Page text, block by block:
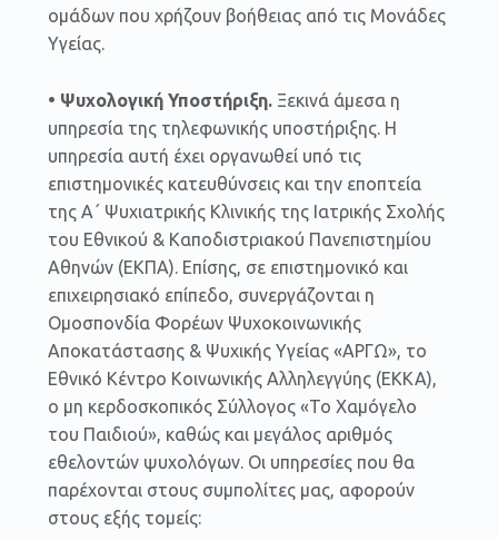
ομάδων που χρήζουν βοήθειας από τις Μονάδες
Υγείας.
• Ψυχολογική Υποστήριξη. Ξεκινά άμεσα η
υπηρεσία της τηλεφωνικής υποστήριξης. Η
υπηρεσία αυτή έχει οργανωθεί υπό τις
επιστημονικές κατευθύνσεις και την εποπτεία
της Α΄ Ψυχιατρικής Κλινικής της Ιατρικής Σχολής
του Εθνικού & Καποδιστριακού Πανεπιστημίου
Αθηνών (ΕΚΠΑ). Επίσης, σε επιστημονικό και
επιχειρησιακό επίπεδο, συνεργάζονται η
Ομοσπονδία Φορέων Ψυχοκοινωνικής
Αποκατάστασης & Ψυχικής Υγείας «ΑΡΓΩ», το
Εθνικό Κέντρο Κοινωνικής Αλληλεγγύης (ΕΚΚΑ),
ο μη κερδοσκοπικός Σύλλογος «Το Χαμόγελο
του Παιδιού», καθώς και μεγάλος αριθμός
εθελοντών ψυχολόγων. Οι υπηρεσίες που θα
παρέχονται στους συμπολίτες μας, αφορούν
στους εξής τομείς: